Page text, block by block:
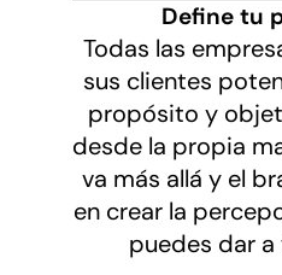
Define tu
Todas las
sus clientes
propósito y
desde la propia
va más allá y el
en crear la
puedes dar